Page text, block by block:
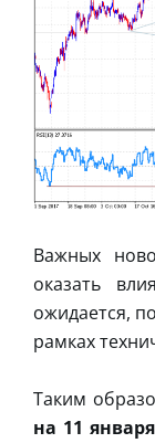
Важных
оказать
ожидается,
рамках
Таким
на 11